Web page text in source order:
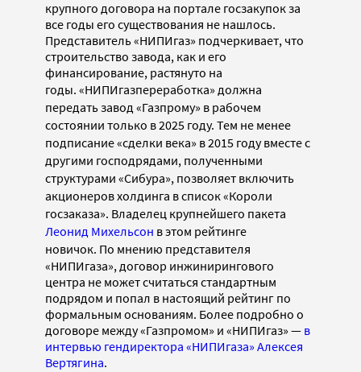
крупного договора на портале госзакупок за
все годы его существования не нашлось.
Представитель «НИПИгаз» подчеркивает, что
строительство завода, как и его
финансирование, растянуто на
годы. «НИПИгазпереработка» должна
передать завод «Газпрому» в рабочем
состоянии только в 2025 году. Тем не менее
подписание «сделки века» в 2015 году вместе с
другими господрядами, полученными
структурами «Сибура», позволяет включить
акционеров холдинга в список «Короли
госзаказа». Владелец крупнейшего пакета
Леонид Михельсон в этом рейтинге
новичок. По мнению представителя
«НИПИгаза», договор инжинирингового
центра не может считаться стандартным
подрядом и попал в настоящий рейтинг по
формальным основаниям. Более подробно о
договоре между «Газпромом» и «НИПИгаз» — в
интервью гендиректора «НИПИгаза» Алексея
Вертягина.